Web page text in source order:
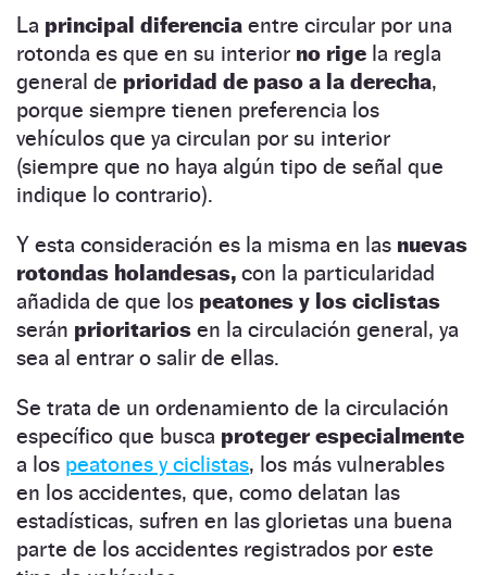
La principal diferencia entre circular por una
rotonda es que en su interior no rige la regla
general de prioridad de paso a la derecha,
porque siempre tienen preferencia los
vehículos que ya circulan por su interior
(siempre que no haya algún tipo de señal que
indique lo contrario).
Y esta consideración es la misma en las nuevas
rotondas holandesas, con la particularidad
añadida de que los peatones y los ciclistas
serán prioritarios en la circulación general, ya
sea al entrar o salir de ellas.
Se trata de un ordenamiento de la circulación
específico que busca proteger especialmente
a los peatones y ciclistas, los más vulnerables
en los accidentes, que, como delatan las
estadísticas, sufren en las glorietas una buena
parte de los accidentes registrados por este